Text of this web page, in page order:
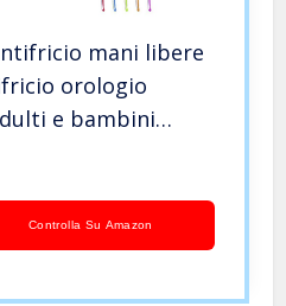
mani libere
orologio
e bambini
da bagno
Controlla Su Amazon